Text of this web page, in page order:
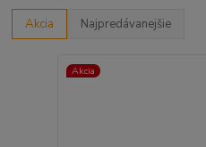
Akcia Najpredávanejšie
Akcia